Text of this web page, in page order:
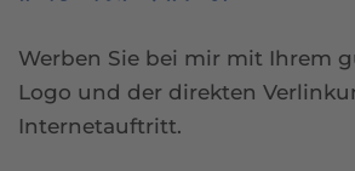
Werben Sie bei mir mit Ihrem
Logo und der direkten
Internetauftritt.